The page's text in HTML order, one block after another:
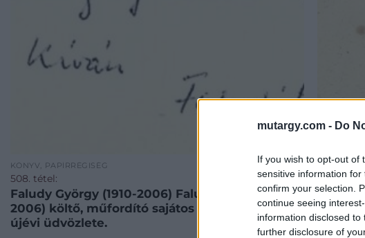
mutargy.com - Do
If you wish to opt-out of
sensitive information
confirm your selection.
continue seeing
information disclosed
further disclosure of
KÖNYV, PAPÍRRÉGISÉG
508. tétel:
Faludy György (1910-2006) Faludy György (1910-
2006) költő, műfordító sajátos szövegezésű
újévi üdvözlete.
KÖNYV,
509. tétel:
Féja Géza